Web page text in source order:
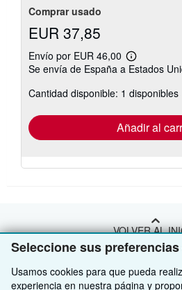
Seleccione sus
Usamos cookies para que pueda
experiencia en nuestra página y
Comprar usado
EUR 37,85
Envío por EUR 46,00
Más
información
las
tarifas
envío
Se envía de España a Estados
Cantidad disponible: 1 disponibles
Añadir al
VOLVER AL
Compre con nosotros